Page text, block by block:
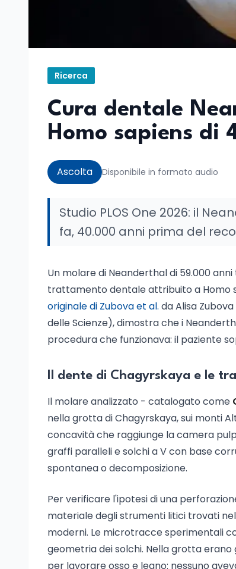
Ricerca
Cura dentale
Homo sapiens di
Ascolta Disponibile in formato audio
Studio PLOS One 2026: il
fa, 40.000 anni prima del
Un molare di Neanderthal di 59.000
trattamento dentale attribuito a Homo
originale di Zubova et al. da Alisa
delle Scienze), dimostra che i
procedura che funzionava: il paziente
Il dente di Chagyrskaya e le
Il molare analizzato - catalogato come
nella grotta di Chagyrskaya, sui monti
concavità che raggiunge la camera
graffi paralleli e solchi a V con base
spontanea o decomposizione.
Per verificare l'ipotesi di una
materiale degli strumenti litici trovati
moderni. Le microtracce sperimentali
geometria dei solchi. Nella grotta
per lavorare osso e legno: nessuno